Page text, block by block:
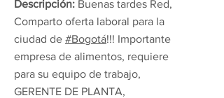
Descripción: Buenas tardes Red,
Comparto oferta laboral para la
ciudad de #Bogotá!!! Importante
empresa de alimentos, requiere
para su equipo de trabajo,
GERENTE DE PLANTA,